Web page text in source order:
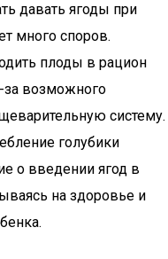
давать ягоды при
много споров.
плоды в рацион
за возможного
систему.
голубики
о введении ягод в
на здоровье и